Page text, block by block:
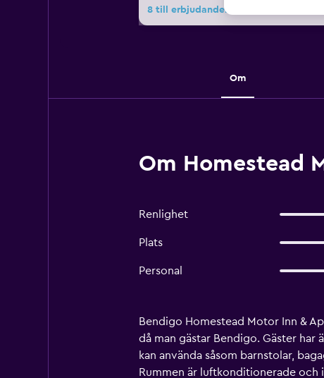
8 till erbjudanden för Homestead
Om
Om Homestead
Renlighet
Plats
Personal
Bendigo Homestead Motor Inn &
då man gästar Bendigo. Gäster
kan använda såsom barnstolar,
Rummen är luftkonditionerade